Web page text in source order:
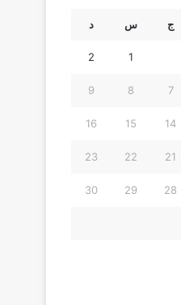
ج س د
1
2
7
8
9
14
15
16
21
22
23
28
29
30